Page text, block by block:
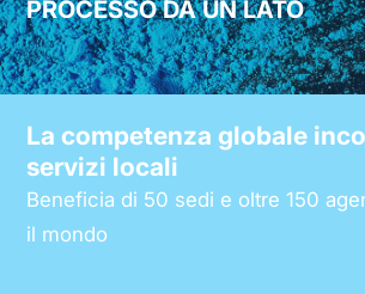
PROCESSO DA UN LATO
La competenza globale
servizi locali
Beneficia di 50 sedi e oltre 150
il mondo